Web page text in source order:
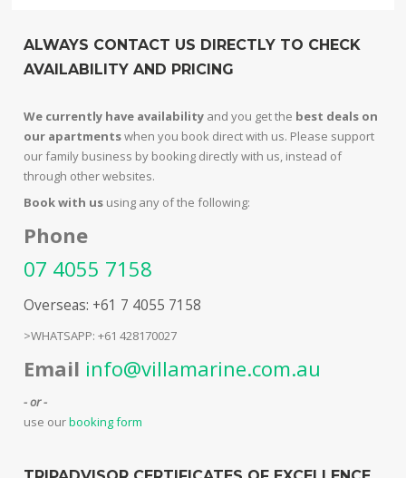
ALWAYS CONTACT US DIRECTLY TO CHECK
AVAILABILITY AND PRICING
We currently have availability and you get the best deals on
our apartmentswhen you book direct with us. Please support
our family business by booking directly with us, instead of
through other websites.
Book with us using any of the following:
Phone
07 4055 7158
Overseas: +61 7 4055 7158
>WHATSAPP: +61 428170027
Email info@villamarine.com.au
- or -
use ourbooking form